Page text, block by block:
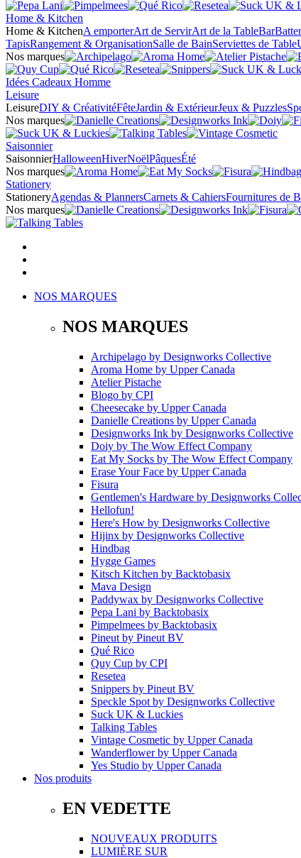
Home & Kitchen
Home & KitchenA emporterArt de ServirArt de la TableBar
TapisRangement & OrganisationSalle de BainServiettes de Table
Nos marques
Idées Cadeaux Homme
Leisure
LeisureDIY & CréativitéFêteJardin & ExtérieurJeux & Puzzles
Nos marques
Saisonnier
SaisonnierHalloweenHiverNoëlPâquesÉté
Nos marques
Stationery
StationeryAgendas & PlannersCarnets & CahiersFournitures de
Nos marques
NOS MARQUES
NOS MARQUES
Archipelago by Designworks Collective
Aroma Home by Upper Canada
Atelier Pistache
Blogo by CPI
Cheesecake by Upper Canada
Danielle Creations by Upper Canada
Designworks Ink by Designworks Collective
Doiy by The Wow Effect Company
Eat My Socks by The Wow Effect Company
Erase Your Face by Upper Canada
Fisura
Gentlemen's Hardware by Designworks
Hellofun!
Here's How by Designworks Collective
Hijinx by Designworks Collective
Hindbag
Hygge Games
Kitsch Kitchen by Backtobasix
Mava Design
Paddywax by Designworks Collective
Pepa Lani by Backtobasix
Pimpelmees by Backtobasix
Pineut by Pineut BV
Qué Rico
Quy Cup by CPI
Resetea
Snippers by Pineut BV
Speckle Spot by Designworks Collective
Suck UK & Luckies
Talking Tables
Vintage Cosmetic by Upper Canada
Wanderflowerby Upper Canada
Yes Studio by Upper Canada
Nos produits
EN VEDETTE
NOUVEAUX PRODUITS
LUMIÈRE SUR